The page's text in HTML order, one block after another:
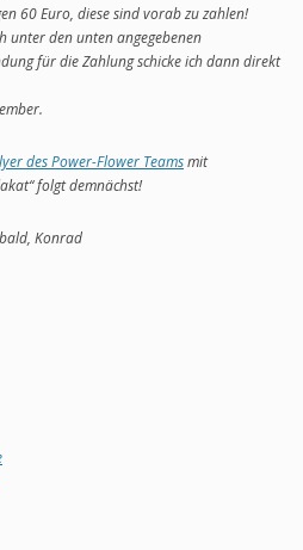
60 Euro, diese sind vorab zu zahlen!
unter den unten angegebenen
für die Zahlung schicke ich dann direkt
des Power-Flower Teamsmit
folgt demnächst!
Konrad